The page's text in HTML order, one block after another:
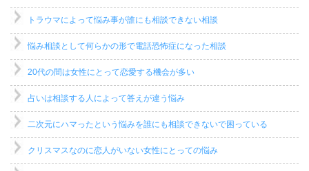
トラウマによって悩み事が誰にも相談できない相談
悩み相談として何らかの形で電話恐怖症になった相談
20代の間は女性にとって恋愛する機会が多い
占いは相談する人によって答えが違う悩み
二次元にハマったという悩みを誰にも相談できないで困っている
クリスマスなのに恋人がいない女性にとっての悩み